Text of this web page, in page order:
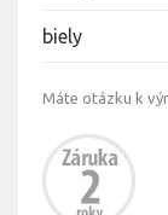
biely
Máte otázku k